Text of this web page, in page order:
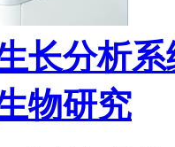
长分析系
物研究